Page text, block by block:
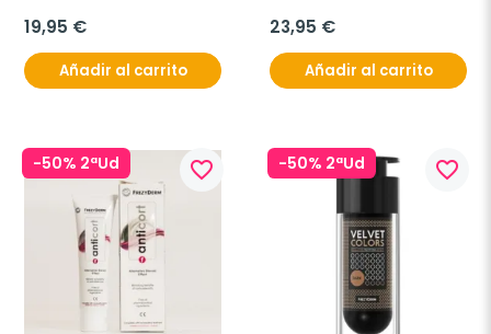
19,95 €
Añadir al carrito
23,95 €
Añadir al carrito
-50% 2ªUd favorite_border -50% 2ªUd favorite_border